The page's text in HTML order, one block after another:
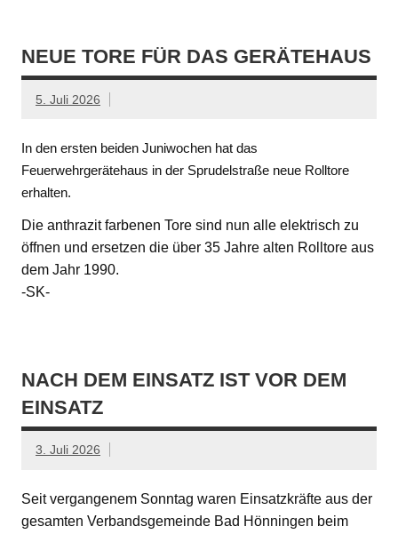
NEUE TORE FÜR DAS GERÄTEHAUS
5. Juli 2026
In den ersten beiden Juniwochen hat das
Feuerwehrgerätehaus in der Sprudelstraße neue Rolltore
erhalten.
Die anthrazit farbenen Tore sind nun alle elektrisch zu
öffnen und ersetzen die über 35 Jahre alten Rolltore aus
dem Jahr 1990.
-SK-
NACH DEM EINSATZ IST VOR DEM
EINSATZ
3. Juli 2026
Seit vergangenem Sonntag waren Einsatzkräfte aus der
gesamten Verbandsgemeinde Bad Hönningen beim